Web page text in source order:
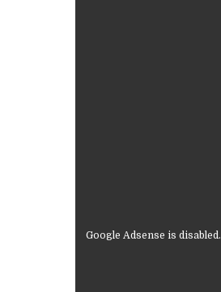
Google Adsense is disabled.